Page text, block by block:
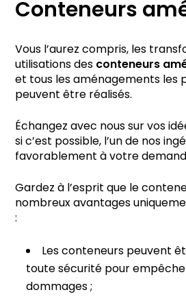
Conteneurs
Vous l’aurez compris, les
utilisations desconteneurs
et tous les aménagements les
peuvent être réalisés.
Échangez avec nous sur vos
si c’est possible, l’un de nos
favorablement à votre
Gardez à l’esprit que le
nombreux avantages
:
Les conteneurs peuvent
toute sécurité pour
dommages ;